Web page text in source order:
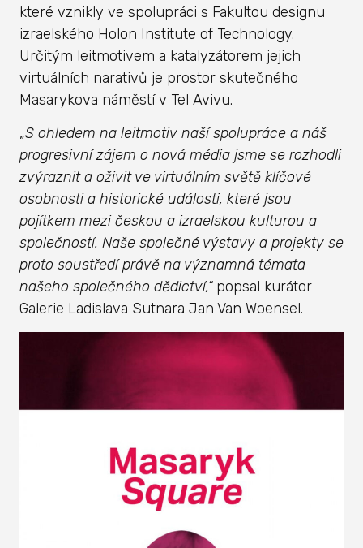
které vznikly ve spolupráci s Fakultou designu
izraelského Holon Institute of Technology.
Určitým leitmotivem a katalyzátorem jejich
virtuálních narativů je prostor skutečného
Masarykova náměstí v Tel Avivu.
„S ohledem na leitmotiv naší spolupráce a náš
progresivní zájem o nová média jsme se rozhodli
zvýraznit a oživit ve virtuálním světě klíčové
osobnosti a historické události, které jsou
pojítkem mezi českou a izraelskou kulturou a
společností. Naše společné výstavy a projekty se
proto soustředí právě na významná témata
našeho společného dědictví,“popsal kurátor
Galerie Ladislava Sutnara Jan Van Woensel.